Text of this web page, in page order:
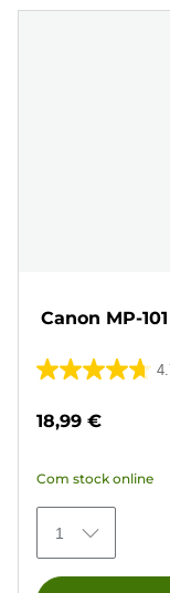
Canon MP-
4.7
5
41
análises
18,99 €
Com stock online
1